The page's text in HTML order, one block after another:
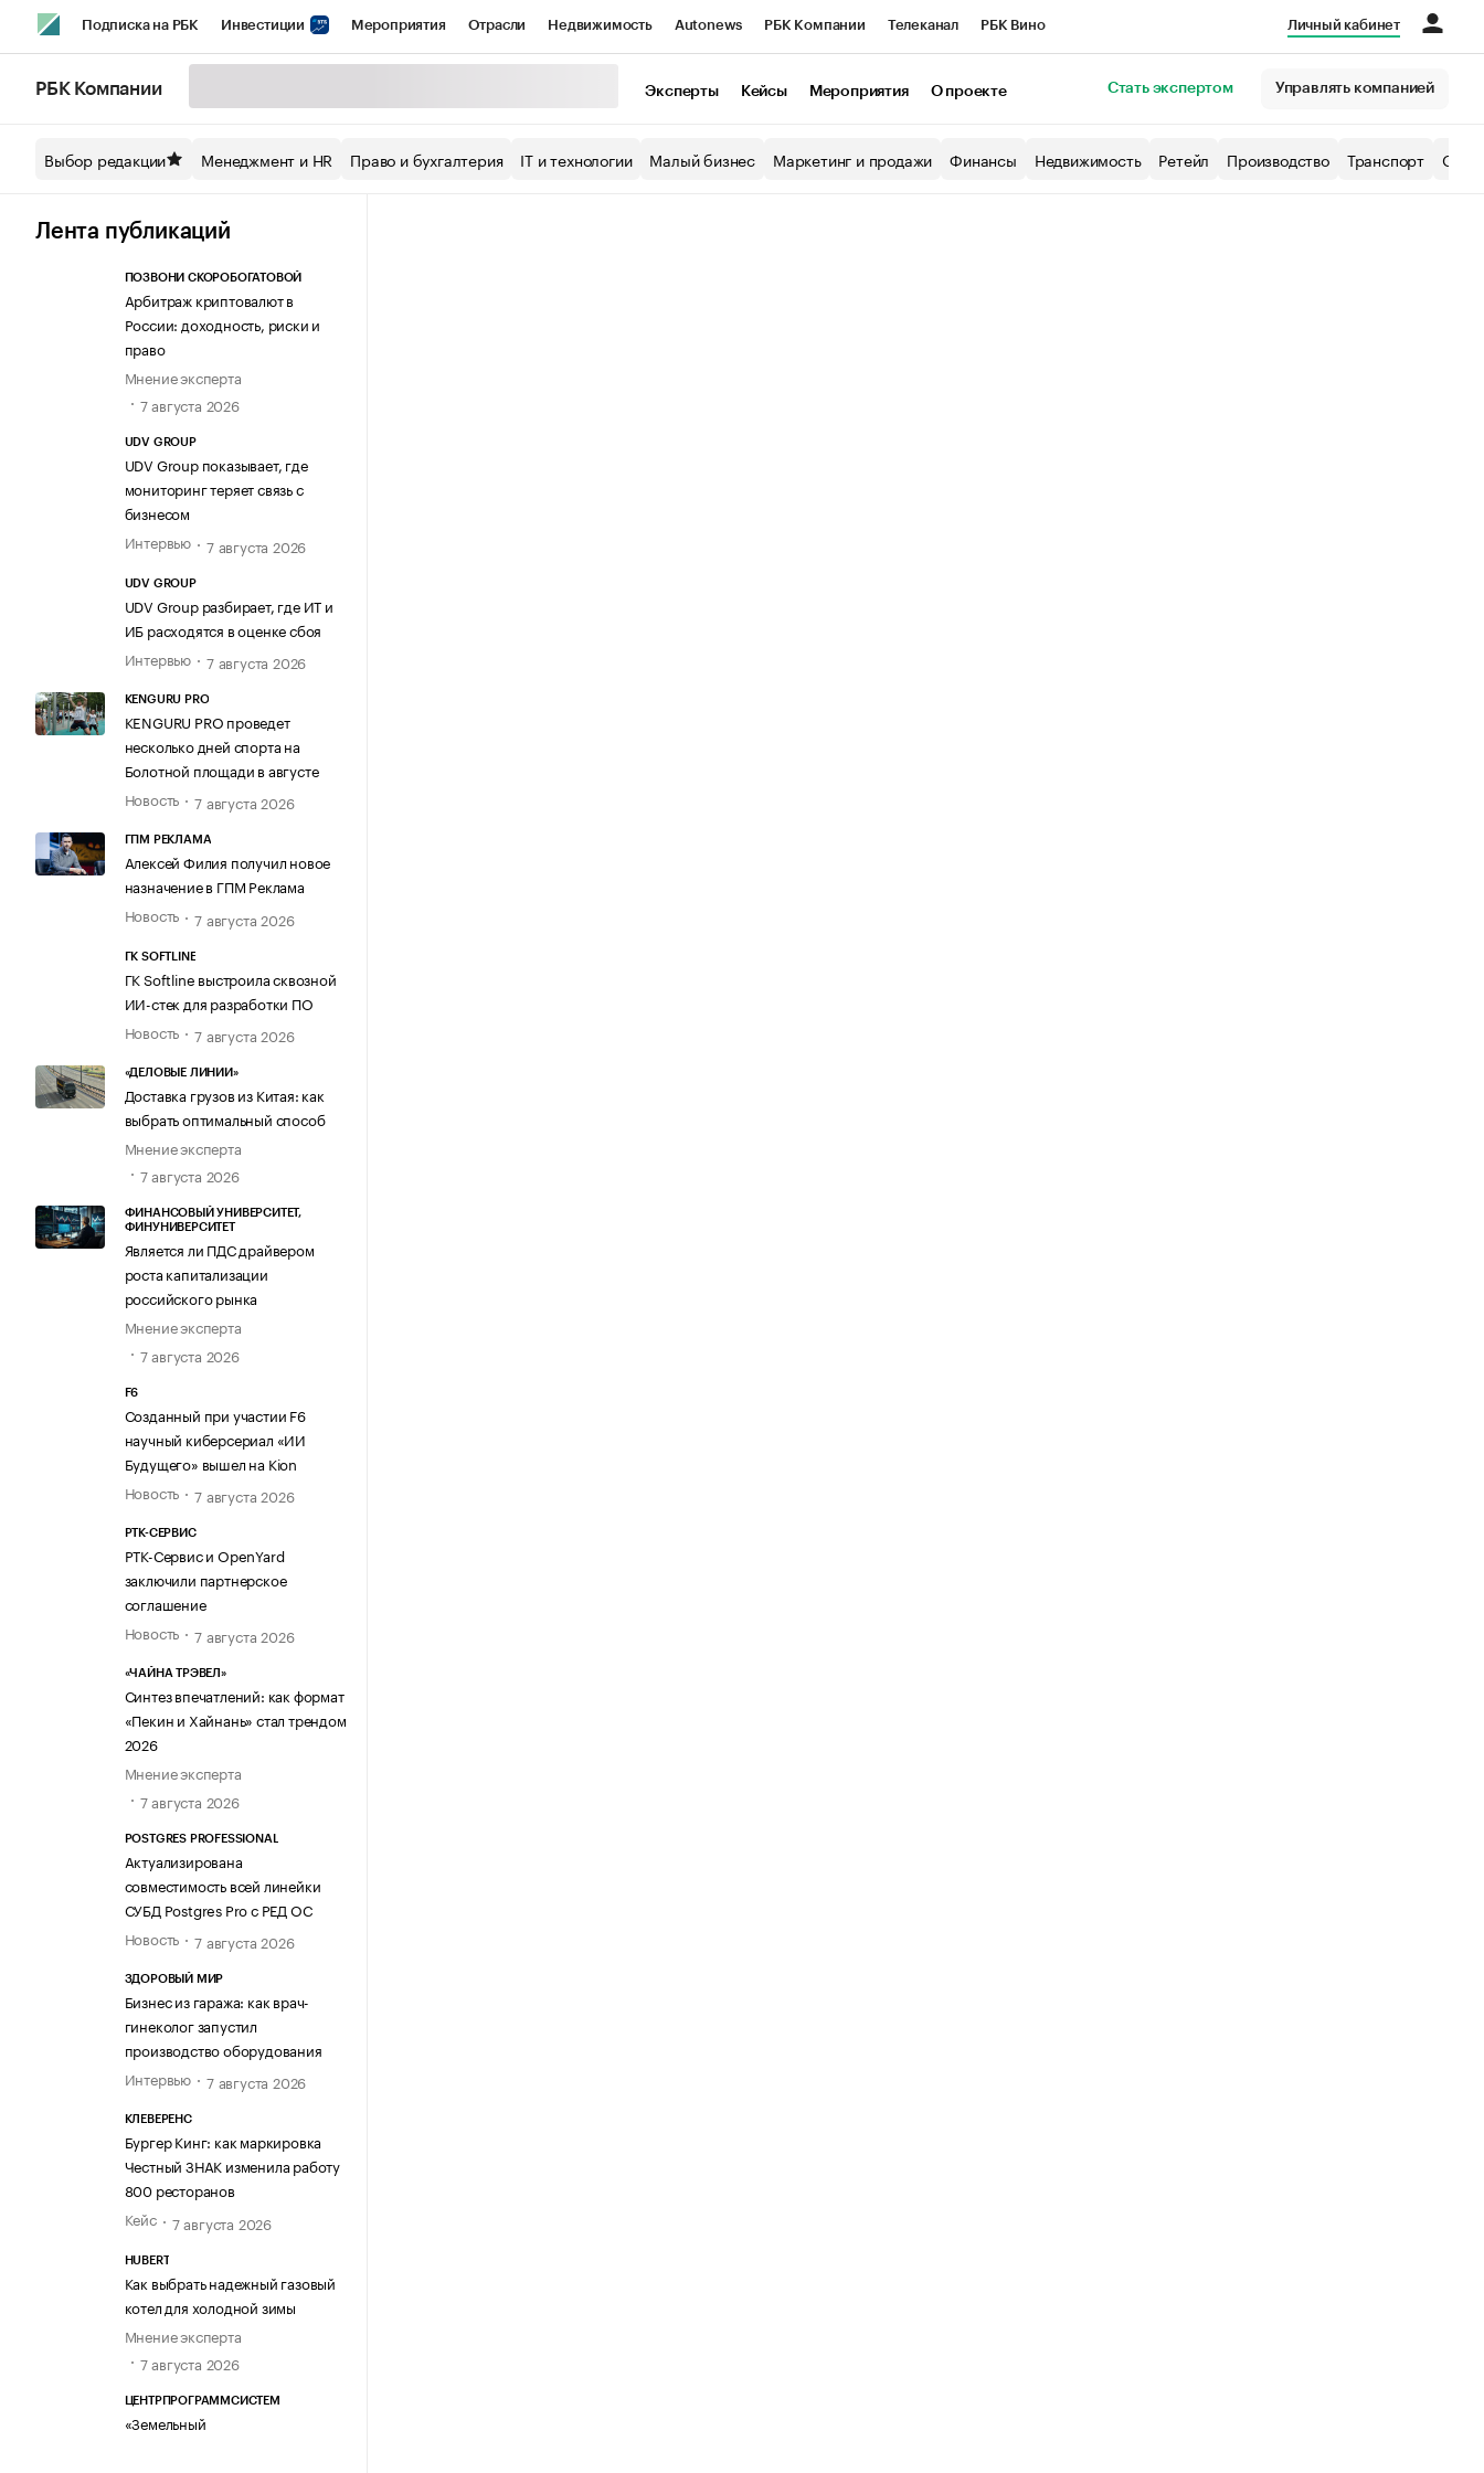
Подписка на РБК Инвестиции Мероприятия Отрасли Недвижимость Autonews РБК Компании Телеканал РБК Вино
Спецпроекты СПб Конференции СПб Спецпроекты Экономика Бизнес
Технологии и медиа
Личный кабинет
РБК Компании Эксперты Кейсы Мероприятия О проекте Стать экспертом Управлять компанией
Выбор редакции Менеджмент и HR Право и бухгалтерия IT и технологии Малый бизнес Маркетинг и продажи Финансы Недвижимость Ретейл Производство Транспорт
Лента публикаций
ПОЗВОНИ СКОРОБОГАТОВОЙ
Арбитраж криптовалют в
России: доходность, риски и
право
Мнение эксперта
7 августа 2026
UDV GROUP
UDV Group показывает, где
мониторинг теряет связь с
бизнесом
Интервью
7 августа 2026
UDV GROUP
UDV Group разбирает, где ИТ и
ИБ расходятся в оценке сбоя
Интервью
7 августа 2026
KENGURU PRO
KENGURU PRO проведет
несколько дней спорта на
Болотной площади в августе
Новость
7 августа 2026
ГПМ РЕКЛАМА
Алексей Филия получил новое
назначение в ГПМ Реклама
Новость
7 августа 2026
ГК SOFTLINE
ГК Softline выстроила сквозной
ИИ-стек для разработки ПО
Новость
7 августа 2026
«ДЕЛОВЫЕ ЛИНИИ»
Доставка грузов из Китая: как
выбрать оптимальный способ
Мнение эксперта
7 августа 2026
ФИНАНСОВЫЙ УНИВЕРСИТЕТ,
ФИНУНИВЕРСИТЕТ
Является ли ПДС драйвером
роста капитализации
российского рынка
Мнение эксперта
7 августа 2026
F6
Созданный при участии F6
научный киберсериал «ИИ
Будущего» вышел на Kion
Новость
7 августа 2026
РТК-СЕРВИС
РТК-Сервис и OpenYard
заключили партнерское
соглашение
Новость
7 августа 2026
«ЧАЙНА ТРЭВЕЛ»
Синтез впечатлений: как формат
«Пекин и Хайнань» стал трендом
2026
Мнение эксперта
7 августа 2026
POSTGRES PROFESSIONAL
Актуализирована
совместимость всей линейки
СУБД Postgres Pro с РЕД ОС
Новость
7 августа 2026
ЗДОРОВЫЙ МИР
Бизнес из гаража: как врач-
гинеколог запустил
производство оборудования
Интервью
7 августа 2026
КЛЕВЕРЕНС
Бургер Кинг: как маркировка
Честный ЗНАК изменила работу
800 ресторанов
Кейс
7 августа 2026
HUBERT
Как выбрать надежный газовый
котел для холодной зимы
Мнение эксперта
7 августа 2026
ЦЕНТРПРОГРАММСИСТЕМ
«Земельный